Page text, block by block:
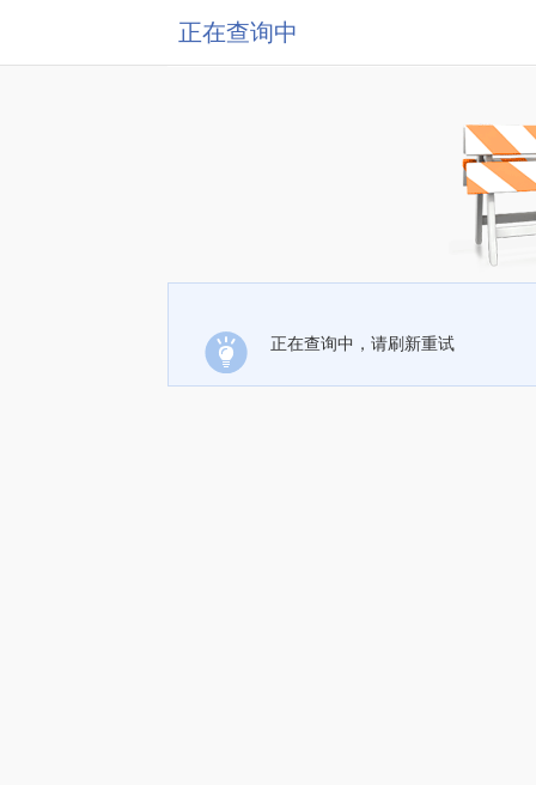
正在查询中
正在查询中，请刷新重试